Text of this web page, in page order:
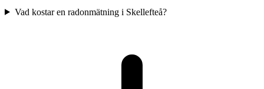
Vad kostar en radonmätning i Skellefteå?